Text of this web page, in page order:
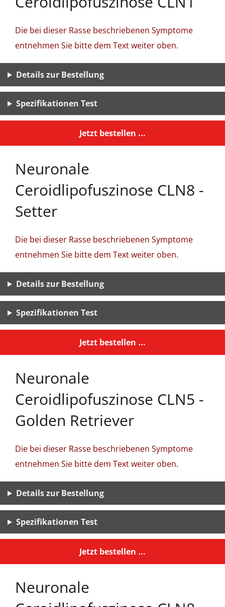
Die bei dieser Rasse beschriebenen Symptome
entnehmen Sie bitte dem Text weiter oben.
Details zur Bestellung
Spezifikationen Test
Jetzt bestellen ...
Neuronale
Ceroidlipofuszinose CLN8 -
Setter
Die bei dieser Rasse beschriebenen Symptome
entnehmen Sie bitte dem Text weiter oben.
Details zur Bestellung
Spezifikationen Test
Jetzt bestellen ...
Neuronale
Ceroidlipofuszinose CLN5 -
Golden Retriever
Die bei dieser Rasse beschriebenen Symptome
entnehmen Sie bitte dem Text weiter oben.
Details zur Bestellung
Spezifikationen Test
Jetzt bestellen ...
Neuronale